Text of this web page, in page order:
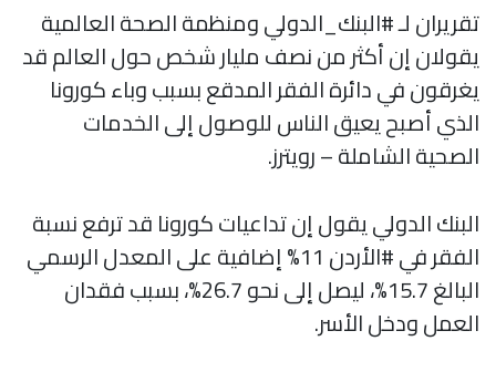
تقريران لـ #البنك_الدولي ومنظمة الصحة العالمية
يقولان إن أكثر من نصف مليار شخص حول العالم قد
يغرقون في دائرة الفقر المدقع بسبب وباء كورونا
الذي أصبح يعيق الناس للوصول إلى الخدمات
الصحية الشاملة – رويترز.
البنك الدولي يقول إن تداعيات كورونا قد ترفع نسبة
الفقر في #الأردن 11% إضافية على المعدل الرسمي
البالغ 15.7%، ليصل إلى نحو 26.7%، بسبب فقدان
العمل ودخل الأسر.